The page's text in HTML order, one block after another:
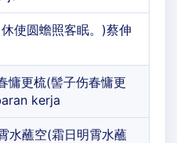
使圆蟾照客眠。)蔡伸
慵更梳(髻子伤春慵更
kerja
水蘸空(霜日明霄水蘸